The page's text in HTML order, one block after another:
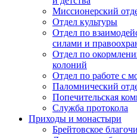
Миссионерский
Отдел культуры
Отдел по
силами и
Отдел по
колоний
Отдел по работе с
Паломнический
Попечительская
Служба протокола
Приходы и монастыри
Брейтовское